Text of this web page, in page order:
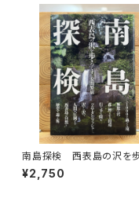
南島探検 西表島の沢を
くす
¥2,750